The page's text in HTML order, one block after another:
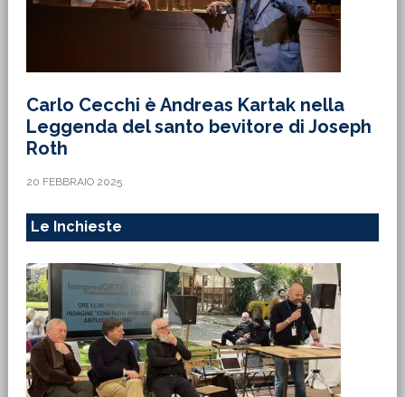
Carlo Cecchi è Andreas Kartak nella
Leggenda del santo bevitore di Joseph
Roth
20 FEBBRAIO 2025
Le Inchieste